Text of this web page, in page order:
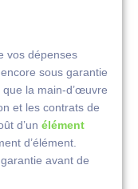
vos dépenses
sous garantie
la main-d’œuvre
et les contrats de
d’un élément
d’élément.
avant de